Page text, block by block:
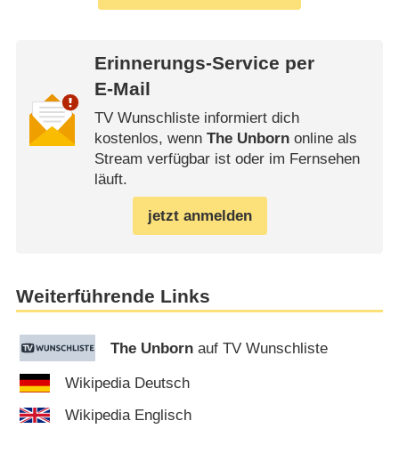
Erinnerungs-Service per
E-Mail
TV Wunschliste informiert dich
kostenlos, wenn The Unbornonline als
Stream verfügbar ist oder im Fernsehen
läuft.
jetzt anmelden
Weiterführende Links
The Unborn auf TV Wunschliste
Wikipedia Deutsch
Wikipedia Englisch